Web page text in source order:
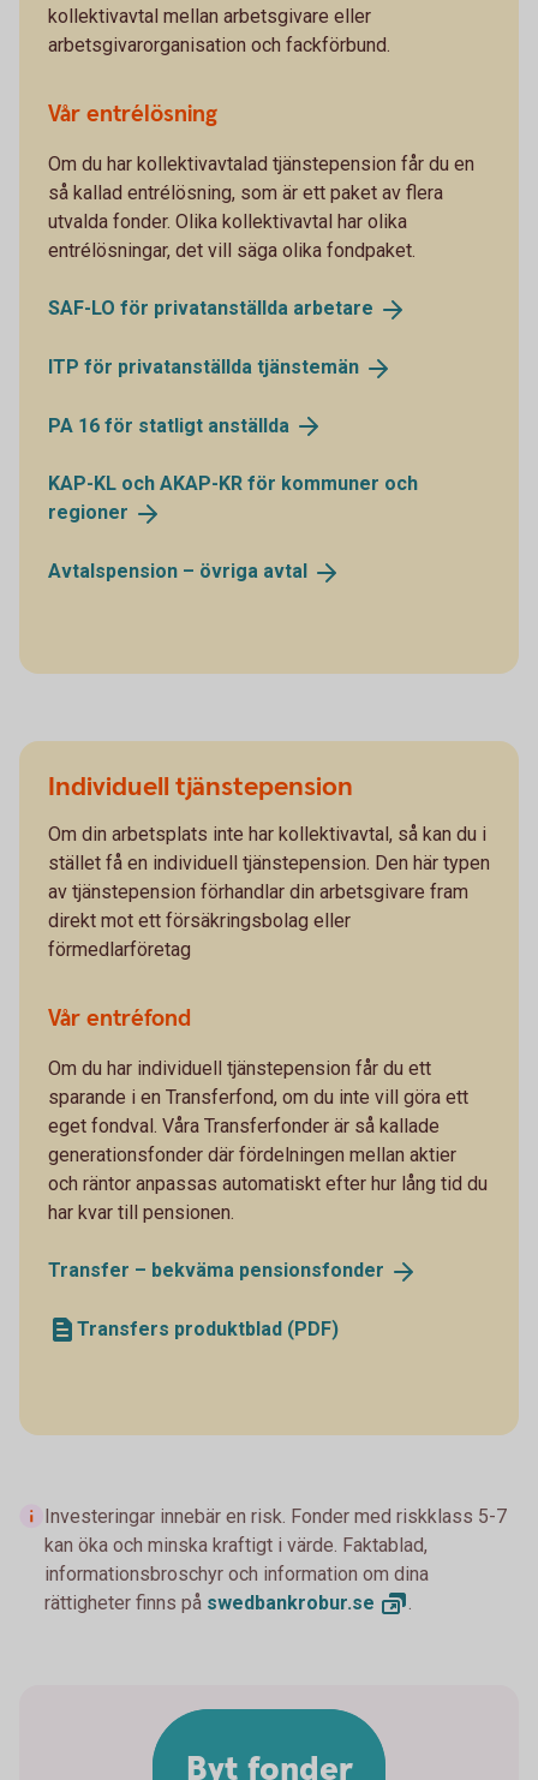
kollektivavtal mellan arbetsgivare eller
arbetsgivarorganisation och fackförbund.
Vår entrélösning
Om du har kollektivavtalad tjänstepension får du en
så kallad entrélösning, som är ett paket av flera
utvalda fonder. Olika kollektivavtal har olika
entrélösningar, det vill säga olika fondpaket.
SAF-LO för privatanställda arbetare
ITP för privatanställda tjänstemän
PA 16 för statligt anställda
KAP-KL och AKAP-KR för kommuner och
regioner
Avtalspension – övriga avtal
Individuell tjänstepension
Om din arbetsplats inte har kollektivavtal, så kan du i
stället få en individuell tjänstepension. Den här typen
av tjänstepension förhandlar din arbetsgivare fram
direkt mot ett försäkringsbolag eller
förmedlarföretag
Vår entréfond
Om du har individuell tjänstepension får du ett
sparande i en Transferfond, om du inte vill göra ett
eget fondval. Våra Transferfonder är så kallade
generationsfonder där fördelningen mellan aktier
och räntor anpassas automatiskt efter hur lång tid du
har kvar till pensionen.
Transfer – bekväma pensionsfonder
Transfers produktblad (PDF)
Investeringar innebär en risk. Fonder med riskklass 5-7
kan öka och minska kraftigt i värde. Faktablad,
informationsbroschyr och information om dina
rättigheter finns på swedbankrobur.se
Byt fonder